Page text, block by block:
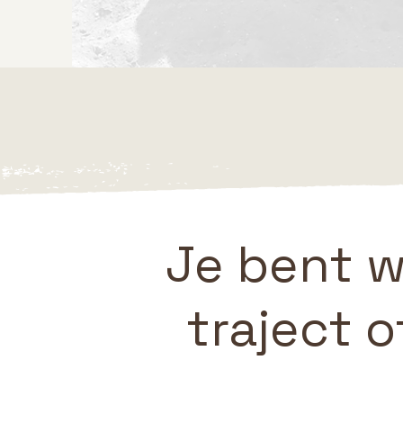
Je bent
traject